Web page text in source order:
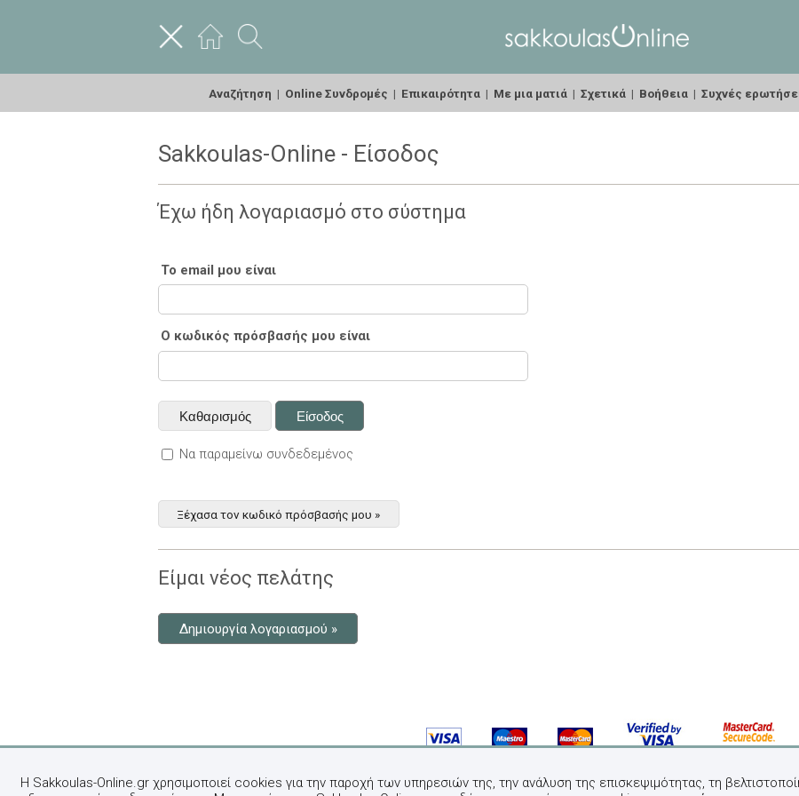
Αναζήτηση | Online Συνδρομές | Επικαιρότητα | Με μια ματιά | Σχετικά | Βοήθεια | Συχνές
Sakkoulas-Online - Είσοδος
Έχω ήδη λογαριασμό στο σύστημα
Το email μου είναι
Ο κωδικός πρόσβασής μου είναι
Να παραμείνω συνδεδεμένος
Ξέχασα τον κωδικό πρόσβασής μου »
Είμαι νέος πελάτης
Δημιουργία λογαριασμού »
Η Sakkoulas-Online.gr χρησιμοποιεί cookies για την παροχή των υπηρεσιών της, την ανάλυση της επισκεψιμότητας, τη